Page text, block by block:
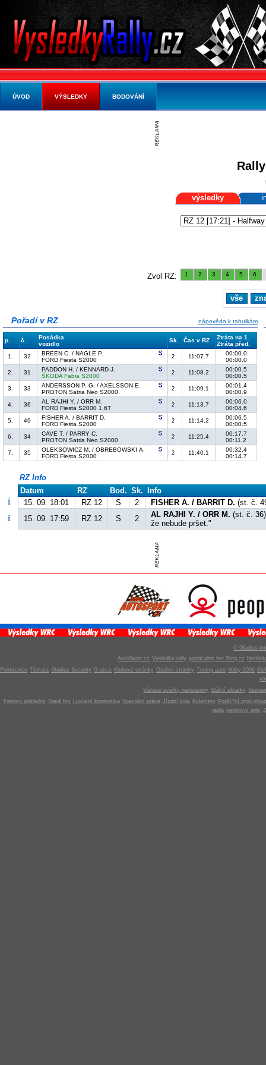
výsledky
Zvol RZ: 1 2 3 4 5 6
vše
Pořadí v RZ nápověda k tabulkám
p. č.
Posádka
vozidlo
Sk. Čas v RZ
Ztráta na 1.
Ztráta před.
1.
32
BREEN C. / NAGLE P.
FORD Fiesta S2000
2 11:07.7
00:00.0
00:00.0
2.
31
PADDON H. / KENNARD J.
ŠKODA Fabia S2000
2 11:08.2
00:00.5
00:00.5
3.
33
ANDERSSON P.-G. / AXELSSON E.
PROTON Satria Neo S2000
2 11:09.1
00:01.4
00:00.9
4.
36
AL RAJHI Y. / ORR M.
FORD Fiesta S2000 1,6T
2 11:13.7
00:06.0
00:04.6
5.
49
FISHER A. / BARRIT D.
FORD Fiesta S2000
2 11:14.2
00:06.5
00:00.5
6.
34
CAVE T. / PARRY C.
PROTON Satria Neo S2000
2 11:25.4
00:17.7
00:11.2
7.
35
OLEKSOWICZ M. / OBREBOWSKI A.
FORD Fiesta S2000
2 11:40.1
00:32.4
00:14.7
RZ Info
Datum
RZ Bod. Sk.
Info
15. 09. 18:01
RZ 12 S 2 FISHER A. / BARRIT D. (st. č.
15. 09. 17:59
RZ 12 S 2 AL RAJHI Y. / ORR M. (st. č.
že nebude pršet."
© Gladius-
AutoSport.cz Výsledky rally portál plný her Stroj.cz
Pomocnice Témata Gladius Security G-akce Klubové stránky Osobní stránky Tuning auto Volby 2006
Vánoce svátky narozeniny Státní zkratky
Trezory pokladny Staré hry Luxusní kosmetika Speciální práce Jízdní kola Kulomety
Pojišt?ní proti
radla venkovní grily
ÚVOD VÝSLEDKY BODOVÁNÍ